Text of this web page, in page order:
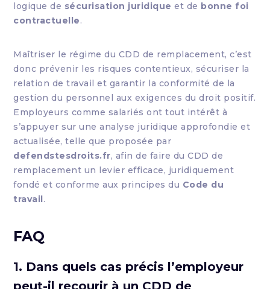
logique de sécurisation juridique et de bonne foi
contractuelle.
Maîtriser le régime du CDD de remplacement, c’est
donc prévenir les risques contentieux, sécuriser la
relation de travail et garantir la conformité de la
gestion du personnel aux exigences du droit positif.
Employeurs comme salariés ont tout intérêt à
s’appuyer sur une analyse juridique approfondie et
actualisée, telle que proposée par
defendstesdroits.fr, afin de faire du CDD de
remplacement un levier efficace, juridiquement
fondé et conforme aux principes du Code du
travail.
FAQ
1. Dans quels cas précis l’employeur
peut-il recourir à un CDD de